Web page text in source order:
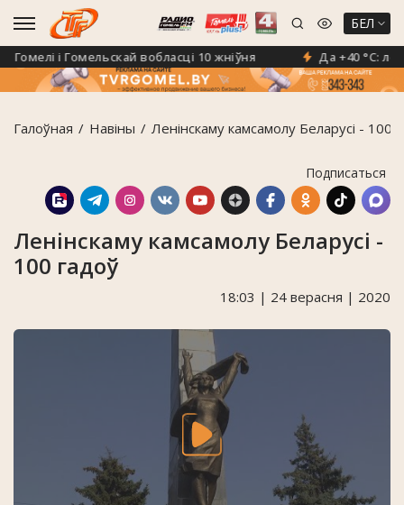
БЕЛ
і Гомельскай вобласці 10 жніўня Да +40 °C:
Галоўная Навiны Ленінскаму камсамолу Беларусі - 100
Подписаться
Ленінскаму камсамолу Беларусі -
100 гадоў
18:03 | 24 верасня | 2020